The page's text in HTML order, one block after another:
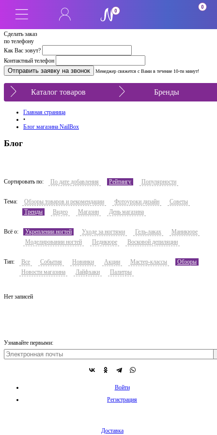
Сделать заказ
по телефону
Как Вас зовут?
Контактный телефон
Менеджер свяжется с Вами в течение 10-ти минут!
0
0
Каталог товаров Бренды
Главная страница
•
Блог магазина NailBox
Блог
Сортировать по: По дате добавления Рейтингу Популярности
Тема: Обзоры товаров и рекомендации Фотоуроки дизайн
Советы
Тренды
Видео Магазин День магазина
Всё о: Укреплении ногтей Уходе за ногтями Гель-лаках
Маникюре
Моделировании ногтей
Педикюре Восковой депиляции
Тип: Все События Новинки Акции Мастер-классы
Обзоры
Новости магазина
Лайфхаки Палитры
Нет записей
Узнавайте первыми:
Войти
Регистрация
Доставка